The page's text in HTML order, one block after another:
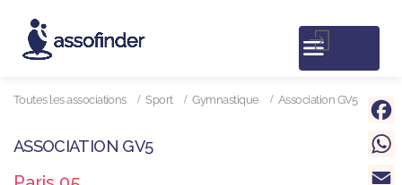
Toutes les associations Sport Gymnastique Association GV5
ASSOCIATION GV5